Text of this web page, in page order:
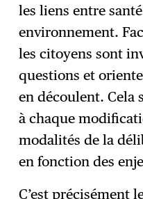
les liens entre
environnement.
les citoyens sont
questions et
en découlent. Cela
à chaque
modalités de la
en fonction des
C’est précisément